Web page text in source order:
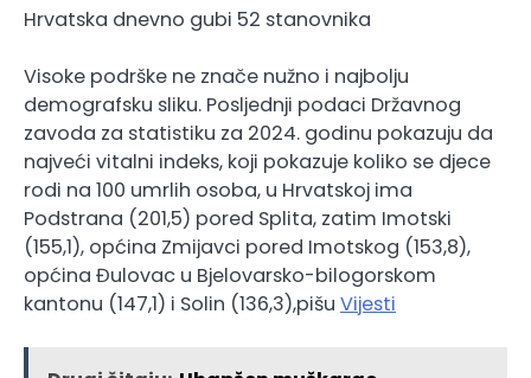
Hrvatska dnevno gubi 52 stanovnika
Visoke podrške ne znače nužno i najbolju
demografsku sliku. Posljednji podaci Državnog
zavoda za statistiku za 2024. godinu pokazuju da
najveći vitalni indeks, koji pokazuje koliko se djece
rodi na 100 umrlih osoba, u Hrvatskoj ima
Podstrana (201,5) pored Splita, zatim Imotski
(155,1), općina Zmijavci pored Imotskog (153,8),
općina Đulovac u Bjelovarsko-bilogorskom
kantonu (147,1) i Solin (136,3),pišu Vijesti